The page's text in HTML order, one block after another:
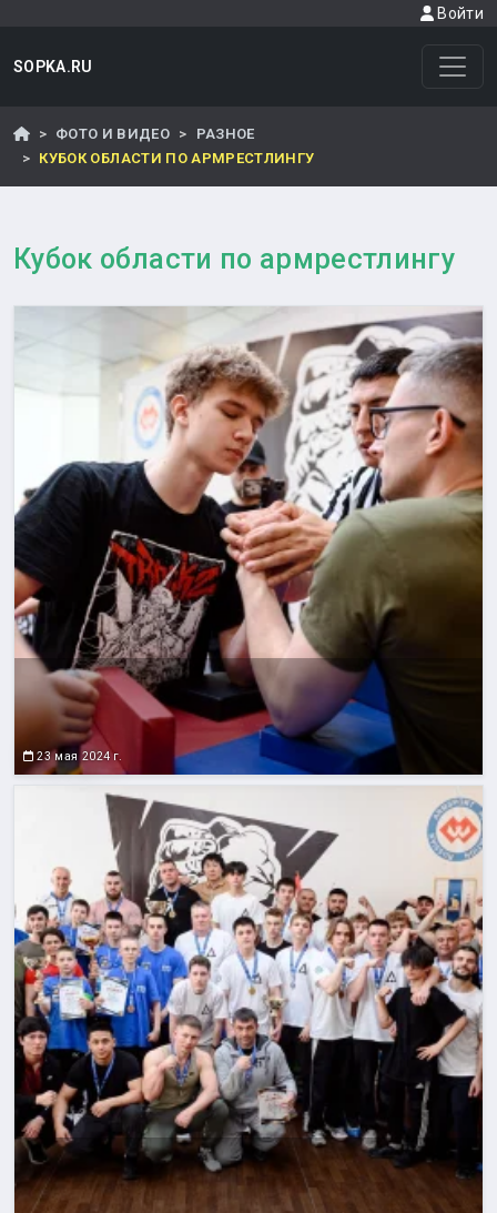
Войти
SOPKA.RU
ФОТО И ВИДЕО
РАЗНОЕ
КУБОК ОБЛАСТИ ПО АРМРЕСТЛИНГУ
Кубок области по армрестлингу
23 мая 2024 г.